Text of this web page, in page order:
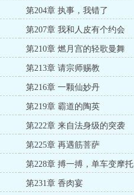
第204章 执事，我错了
第207章 我和人皮有个约会
第210章 燃月宫的轻歌曼舞
第213章 请宗师赐教
第216章 一颗仙妙丹
第219章 霸道的陶英
第222章 来自法身级的突袭
第225章 再遇筋菩萨
第228章 搏一搏，单车变摩托
第231章 香肉宴